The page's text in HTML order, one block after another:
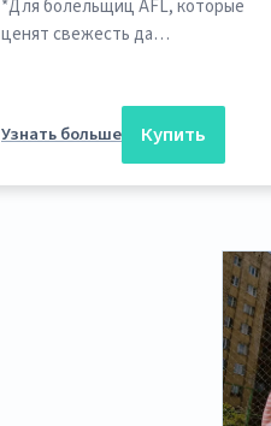
*Для болельщиц AFL, которые
ценят свежесть да…
Узнать больше Купить